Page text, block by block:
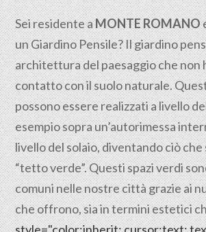
Sei residente aMONTE ROMANO
un Giardino Pensile? Il giardino
architettura del paesaggio che non
contatto con il suolonaturale.
possono essere realizzati a livello
esempio sopra un’autorimessa
livello del solaio, diventando ciò
“tetto verde”. Questi spazi verdi
comuni nelle nostre città grazie ai
che offrono, sia in termini estetici